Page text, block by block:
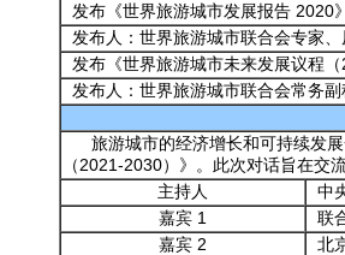
发布《世界旅游城市发展报告 2020》
发布人：世界旅游城市联合会专家
发布《世界旅游城市未来发展议程（
发布人：世界旅游城市联合会常务
旅游城市的经济增长和可持续发展
（2021-2030）》。此次对话旨在交
主持人
中
嘉宾 1
联
嘉宾 2
北